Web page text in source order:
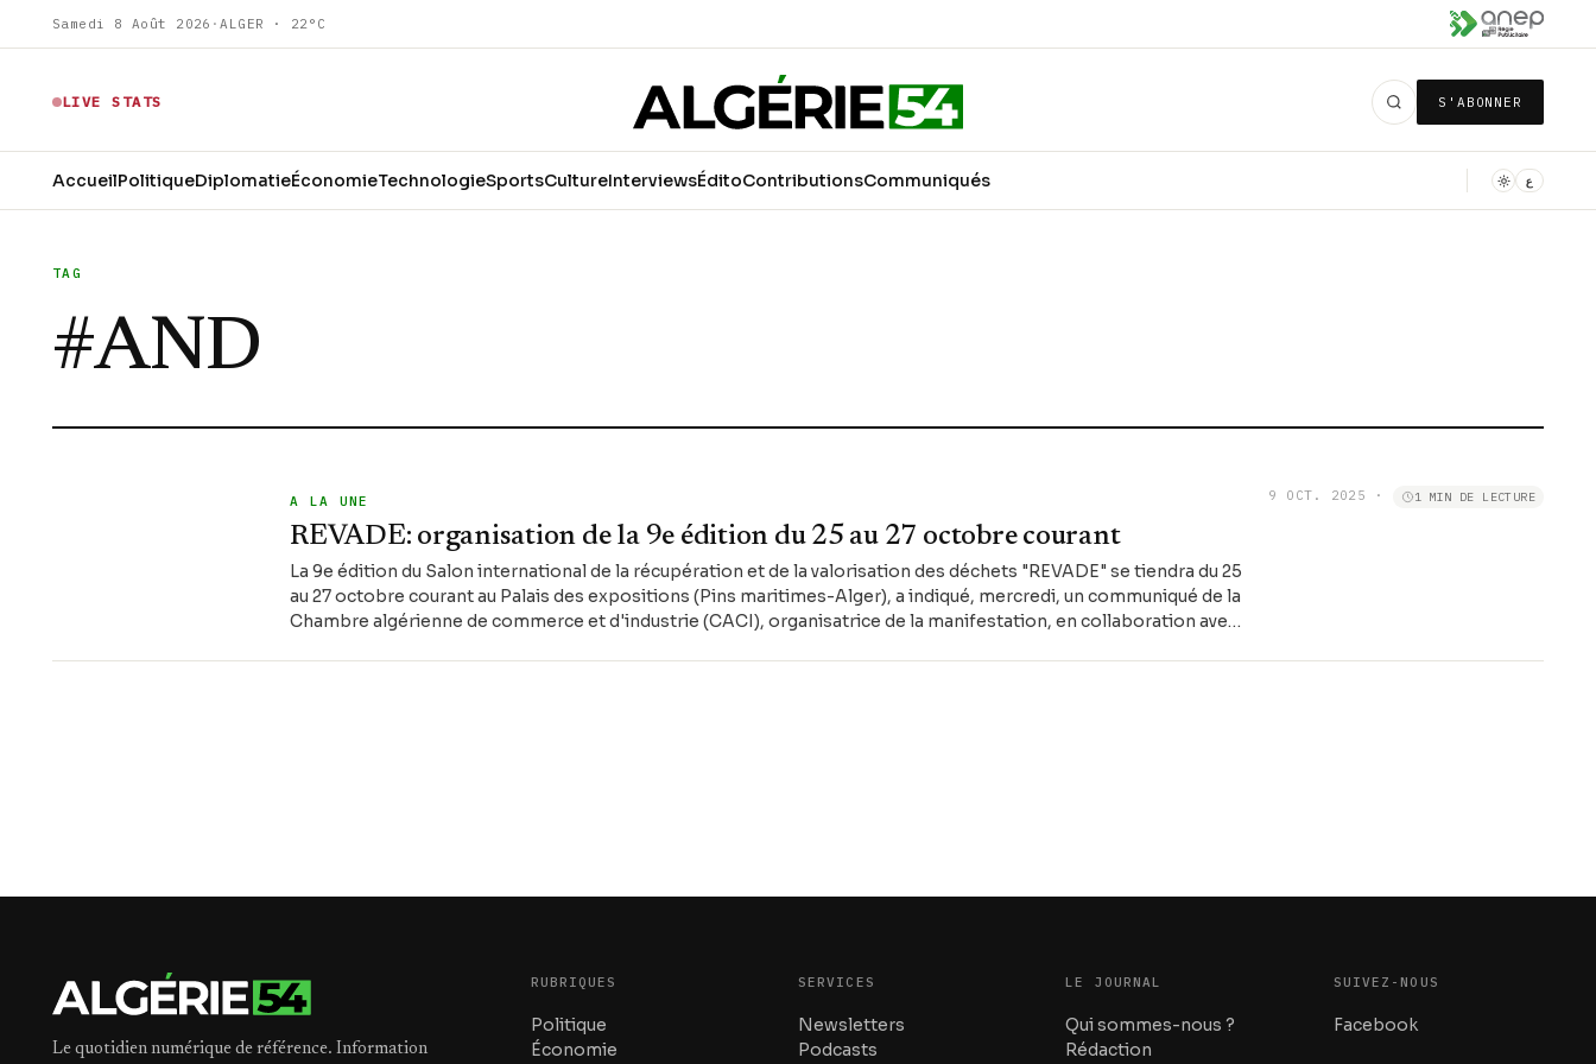
Samedi 8 Août 2026 ·ALGER · 22°C
LIVE STATS S'ABONNER
AccueilPolitiqueDiplomatieÉconomieTechnologieSportsCultureInterviewsÉditoContributionsCommuniqués ع
TAG
#AND
A LA UNE
REVADE: organisation de la 9e édition du 25 au 27 octobre courant
La 9e édition du Salon international de la récupération et de la valorisation des déchets "REVADE" se tiendra du 25
au 27 octobre courant au Palais des expositions (Pins maritimes-Alger), a indiqué, mercredi, un communiqué de la
Chambre algérienne de commerce et d'industrie (CACI), organisatrice de la manifestation, en collaboration avec
9 OCT. 2025 · 1 MIN DE LECTURE
Le quotidien numérique de référence. Information
RUBRIQUES
Politique
Économie
SERVICES
Newsletters
Podcasts
LE JOURNAL
Qui sommes-nous ?
Rédaction
SUIVEZ-NOUS
Facebook